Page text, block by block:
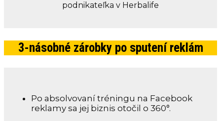
podnikateľka v Herbalife
3-násobné zárobky po sputení reklám
Po absolvovaní tréningu na Facebook
reklamy sa jej biznis otočil o 360°.